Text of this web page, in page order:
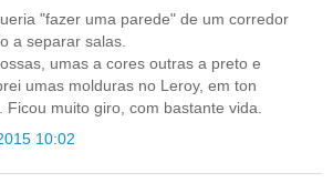
"fazer uma parede" de um corredor
a separar salas.
umas a cores outras a preto e
umas molduras no Leroy, em ton
Ficou muito giro, com bastante vida.
10:02